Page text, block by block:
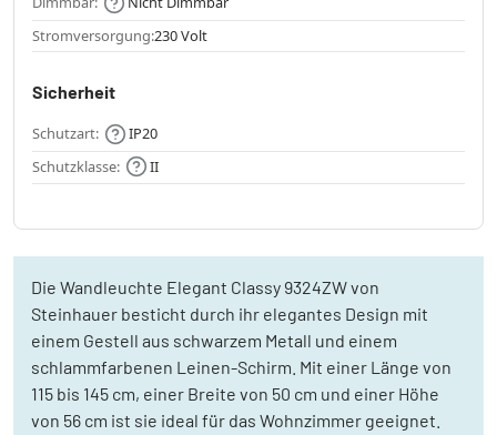
Stromversorgung:230 Volt
Sicherheit
Schutzart:
IP20
Schutzklasse:
II
Die Wandleuchte Elegant Classy 9324ZW von
Steinhauer besticht durch ihr elegantes Design mit
einem Gestell aus schwarzem Metall und einem
schlammfarbenen Leinen-Schirm. Mit einer Länge von
115 bis 145 cm, einer Breite von 50 cm und einer Höhe
von 56 cm ist sie ideal für das Wohnzimmer geeignet.